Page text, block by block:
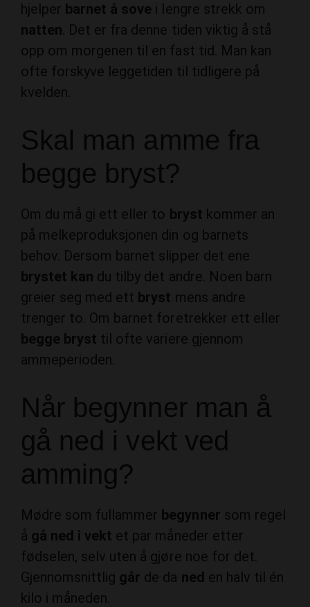
hjelper barnet å sove i lengre strekk om
natten . Det er fra denne tiden viktig å stå
opp om morgenen til en fast tid. Man kan
ofte forskyve leggetiden til tidligere på
kvelden.
Skal man amme fra
begge bryst?
Om du må gi ett eller to bryst kommer an
på melkeproduksjonen din og barnets
behov. Dersom barnet slipper det ene
brystet kan du tilby det andre. Noen barn
greier seg med ett bryst mens andre
trenger to. Om barnet foretrekker ett eller
begge bryst til ofte variere gjennom
ammeperioden.
Når begynner man å
gå ned i vekt ved
amming?
Mødre som fullammer begynner som regel
å gå ned i vekt et par måneder etter
fødselen, selv uten å gjøre noe for det.
Gjennomsnittlig går de da ned en halv til én
kilo i måneden.